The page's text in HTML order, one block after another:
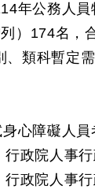
務人員特
名，合計
科暫定需
心障礙人
政院人事行
政院人事行